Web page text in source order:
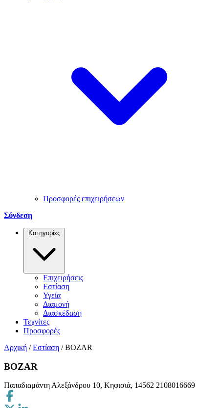
Προσφορές επιχειρήσεων
Σύνδεση
Κατηγορίες
Επιχειρήσεις
Εστίαση
Υγεία
Διαμονή
Διασκέδαση
Τεχνίτες
Προσφορές
Αρχική / Εστίαση / BOZAR
BOZAR
Παπαδιαμάντη Αλεξάνδρου 10, Κηφισιά, 14562 2108016669